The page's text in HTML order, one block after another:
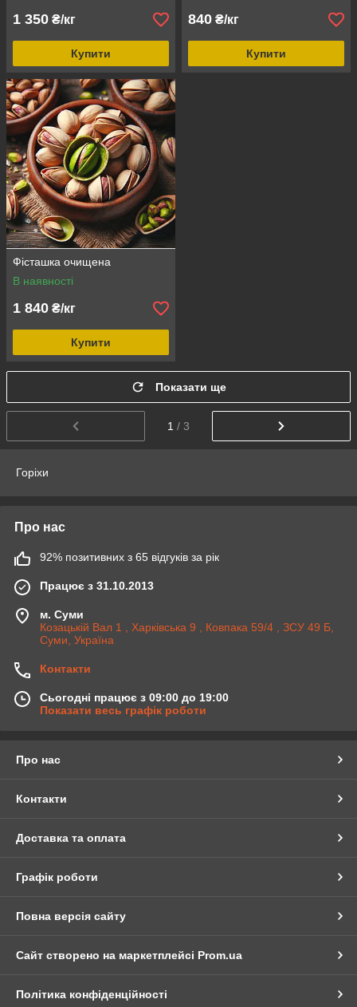
1 350 ₴/кг
Купити
840 ₴/кг
Купити
Фісташка очищена
В наявності
1 840 ₴/кг
Купити
Показати ще
1 / 3
Горіхи
Про нас
92% позитивних з 65 відгуків за рік
Працює з 31.10.2013
м. Суми
Козацькій Вал 1 , Харківська 9 , Ковпака 59/4 , ЗСУ 49 Б,
Суми, Україна
Контакти
Сьогодні працює з 09:00 до 19:00
Показати весь графік роботи
Про нас
Контакти
Доставка та оплата
Графік роботи
Повна версія сайту
Сайт створено на маркетплейсі Prom.ua
Політика конфіденційності